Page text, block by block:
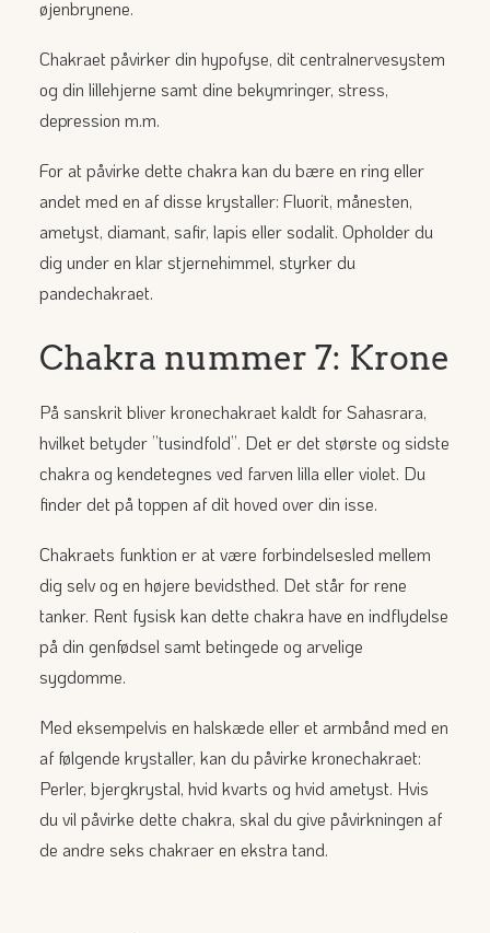
øjenbrynene.
Chakraet påvirker din hypofyse, dit centralnervesystem
og din lillehjerne samt dine bekymringer, stress,
depression m.m.
For at påvirke dette chakra kan du bære en ring eller
andet med en af disse krystaller: Fluorit, månesten,
ametyst, diamant, safir, lapis eller sodalit. Opholder du
dig under en klar stjernehimmel, styrker du
pandechakraet.
Chakra nummer 7: Krone
På sanskrit bliver kronechakraet kaldt for Sahasrara,
hvilket betyder ”tusindfold”. Det er det største og sidste
chakra og kendetegnes ved farven lilla eller violet. Du
finder det på toppen af dit hoved over din isse.
Chakraets funktion er at være forbindelsesled mellem
dig selv og en højere bevidsthed. Det står for rene
tanker. Rent fysisk kan dette chakra have en indflydelse
på din genfødsel samt betingede og arvelige
sygdomme.
Med eksempelvis en halskæde eller et armbånd med en
af følgende krystaller, kan du påvirke kronechakraet:
Perler, bjergkrystal, hvid kvarts og hvid ametyst. Hvis
du vil påvirke dette chakra, skal du give påvirkningen af
de andre seks chakraer en ekstra tand.